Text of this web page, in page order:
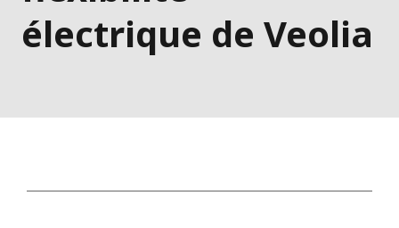
électrique de Veolia